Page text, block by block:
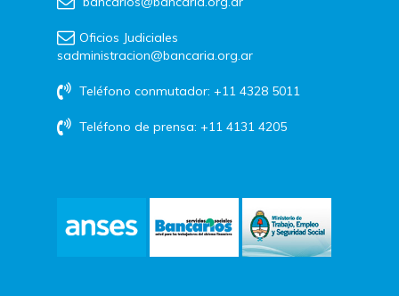
Oficios Judiciales
sadministracion@bancaria.org.ar
Teléfono conmutador: +11 4328 5011
Teléfono de prensa: +11 4131 4205